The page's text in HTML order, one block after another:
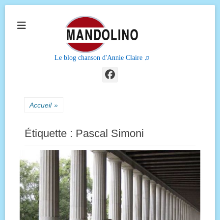
Le blog chanson d'Annie Claire ♫
Facebook
Accueil »
Étiquette : Pascal Simoni